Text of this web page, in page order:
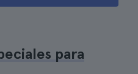
para